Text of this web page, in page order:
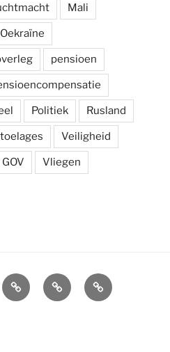
Mali
Oekraïne
pensioen
Politiek Rusland
toelages Veiligheid
Vliegen
Ledenvoordelen
AfdelingenSymposium